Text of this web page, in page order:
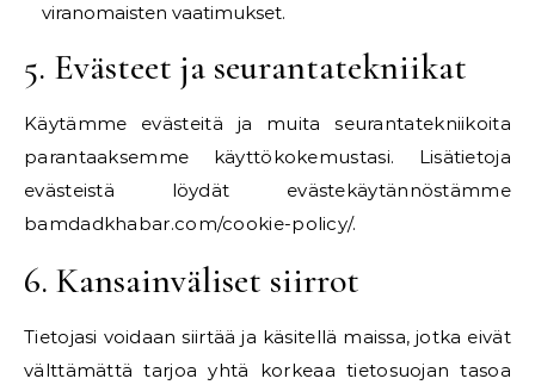
viranomaisten vaatimukset.
5. Evästeet ja seurantatekniikat
Käytämme evästeitä ja muita seurantatekniikoita
parantaaksemme käyttökokemustasi. Lisätietoja
evästeistä löydät evästekäytännöstämme
bamdadkhabar.com/cookie-policy/.
6. Kansainväliset siirrot
Tietojasi voidaan siirtää ja käsitellä maissa, jotka eivät
välttämättä tarjoa yhtä korkeaa tietosuojan tasoa